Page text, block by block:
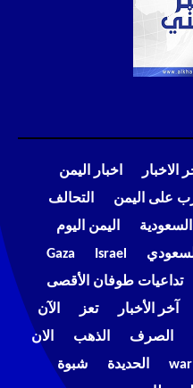
الاخبار
اخبار اليمن
على اليمن
التحالف
السعودية
اليمن اليوم
Israel
Gaza
تداعيات طوفان الأقصى
آخر الأخبار تعز
الآن
الصرف الذهب
الان
war الحديدة
شبوة